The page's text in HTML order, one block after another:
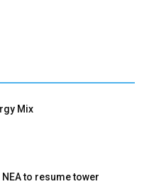
Mix
to resume tower